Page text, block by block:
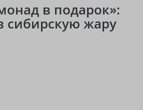
в подарок»:
сибирскую жару